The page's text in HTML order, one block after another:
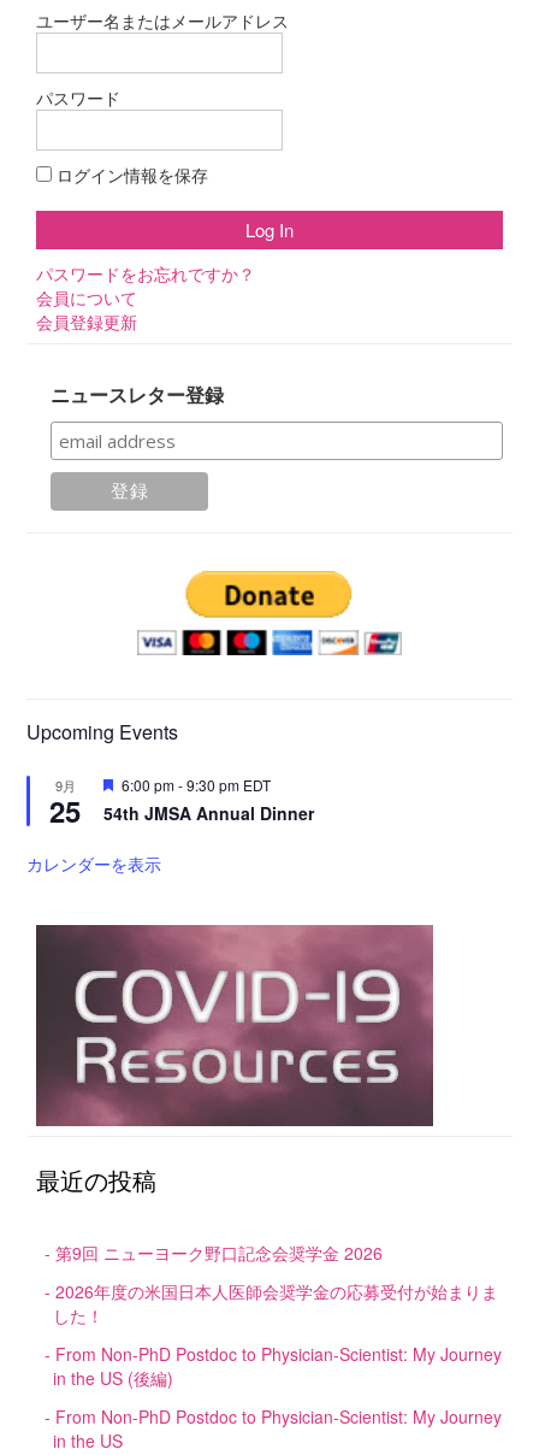
シ
ョ
ン
ユーザー名またはメールアドレス
パスワード
ログイン情報を保存
パスワードをお忘れですか？
会員について
会員登録更新
ニュースレター登録
Upcoming Events
9月
25
注
目
6:00 pm-9:30 pm EDT
54th JMSA Annual Dinner
カレンダーを表示
最近の投稿
第9回 ニューヨーク野口記念会奨学金 2026
2026年度の米国日本人医師会奨学金の応募受付が始まりま
した！
From Non-PhD Postdoc to Physician-Scientist: My Journey
in the US (後編)
From Non-PhD Postdoc to Physician-Scientist: My Journey
in the US